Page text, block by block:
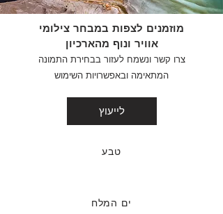
מוזמנים לצפות במבחר צילומי
אוויר ונוף מהארכיון
צרו קשר ונשמח לעזור בבחירת התמונה
המתאימה ובאפשרויות השימוש
לייעוץ
טבע
ים המלח